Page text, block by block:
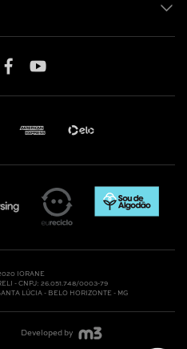
IORANE
- CNPJ: 26.051.748/0003-79
LÚCIA - BELO HORIZONTE - MG
Developed by